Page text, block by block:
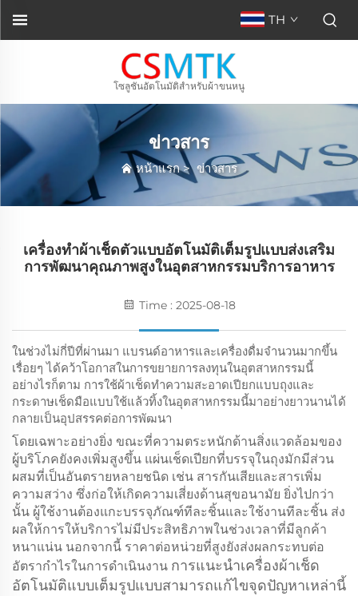
TH
โซลูชันอัตโนมัติสำหรับผ้าขนหนู
ข่าวสาร
หน้าแรก> ข่าวสาร
เครื่องทำผ้าเช็ดตัวแบบอัตโนมัติเต็มรูปแบบส่งเสริม
การพัฒนาคุณภาพสูงในอุตสาหกรรมบริการอาหาร
Time : 2025-08-18
ในช่วงไม่กี่ปีที่ผ่านมา แบรนด์อาหารและเครื่องดื่มจำนวนมากขึ้น
เรื่อยๆ ได้คว้าโอกาสในการขยายการลงทุนในอุตสาหกรรมนี้
อย่างไรก็ตาม การใช้ผ้าเช็ดทำความสะอาดเปียกแบบถุงและ
กระดาษเช็ดมือแบบใช้แล้วทิ้งในอุตสาหกรรมนี้มาอย่างยาวนานได้
กลายเป็นอุปสรรคต่อการพัฒนา
โดยเฉพาะอย่างยิ่ง ขณะที่ความตระหนักด้านสิ่งแวดล้อมของ
ผู้บริโภคยังคงเพิ่มสูงขึ้น แผ่นเช็ดเปียกที่บรรจุในถุงมักมีส่วน
ผสมที่เป็นอันตรายหลายชนิด เช่น สารกันเสียและสารเพิ่ม
ความสว่าง ซึ่งก่อให้เกิดความเสี่ยงด้านสุขอนามัย ยิ่งไปกว่า
นั้น ผู้ใช้งานต้องแกะบรรจุภัณฑ์ทีละชิ้นและใช้งานทีละชิ้น ส่ง
ผลให้การให้บริการไม่มีประสิทธิภาพในช่วงเวลาที่มีลูกค้า
หนาแน่น นอกจากนี้ ราคาต่อหน่วยที่สูงยังส่งผลกระทบต่อ
อัตรากำไรในการดำเนินงาน การแนะนำเครื่องผ้าเช็ด
อัตโนมัติแบบเต็มรูปแบบสามารถแก้ไขจุดปัญหาเหล่านี้